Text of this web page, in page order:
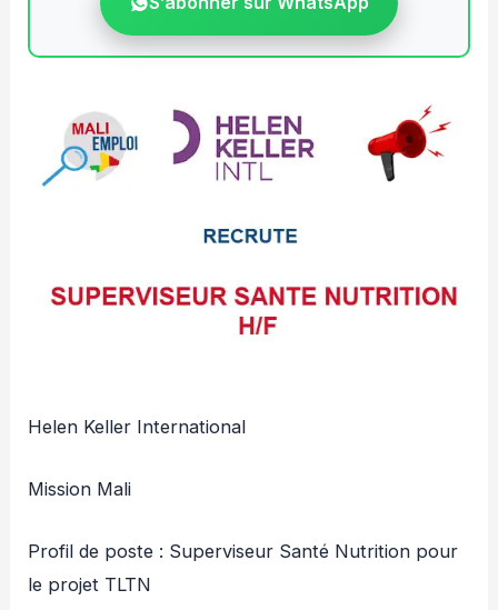
Helen Keller International
Mission Mali
Profil de poste : Superviseur Santé Nutrition pour
le projet TLTN